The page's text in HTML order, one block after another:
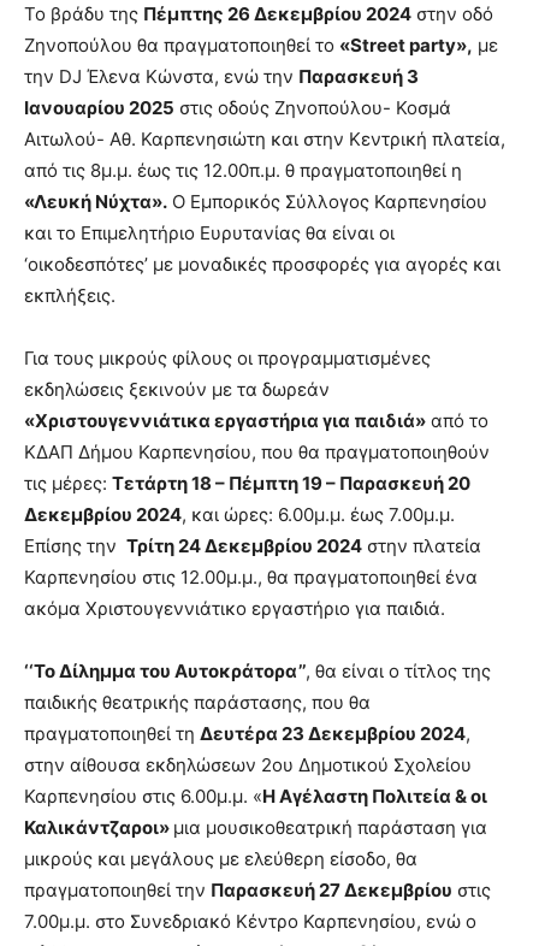
Το βράδυ της Πέμπτης 26 Δεκεμβρίου 2024 στην οδό
Ζηνοπούλου θα πραγματοποιηθεί το «Street party», με
την DJ Έλενα Κώνστα, ενώ την Παρασκευή 3
Ιανουαρίου 2025 στις οδούς Ζηνοπούλου- Κοσμά
Αιτωλού- Αθ. Καρπενησιώτη και στην Κεντρική πλατεία,
από τις 8μ.μ. έως τις 12.00π.μ. θ πραγματοποιηθεί η
«Λευκή Νύχτα». Ο Εμπορικός Σύλλογος Καρπενησίου
και το Επιμελητήριο Ευρυτανίας θα είναι οι
‘οικοδεσπότες’ με μοναδικές προσφορές για αγορές και
εκπλήξεις.
Για τους μικρούς φίλους οι προγραμματισμένες
εκδηλώσεις ξεκινούν με τα δωρεάν
«Χριστουγεννιάτικα εργαστήρια για παιδιά» από το
ΚΔΑΠ Δήμου Καρπενησίου, που θα πραγματοποιηθούν
τις μέρες: Τετάρτη 18 – Πέμπτη 19 – Παρασκευή 20
Δεκεμβρίου 2024, και ώρες: 6.00μ.μ. έως 7.00μ.μ.
Επίσης την Τρίτη 24 Δεκεμβρίου 2024 στην πλατεία
Καρπενησίου στις 12.00μ.μ., θα πραγματοποιηθεί ένα
ακόμα Χριστουγεννιάτικο εργαστήριο για παιδιά.
‘‘Το Δίλημμα του Αυτοκράτορα’’, θα είναι ο τίτλος της
παιδικής θεατρικής παράστασης, που θα
πραγματοποιηθεί τη Δευτέρα 23 Δεκεμβρίου 2024,
στην αίθουσα εκδηλώσεων 2ου Δημοτικού Σχολείου
Καρπενησίου στις 6.00μ.μ. «Η Αγέλαστη Πολιτεία & οι
Καλικάντζαροι» μια μουσικοθεατρική παράσταση για
μικρούς και μεγάλους με ελεύθερη είσοδο, θα
πραγματοποιηθεί την Παρασκευή 27 Δεκεμβρίου στις
7.00μ.μ. στο Συνεδριακό Κέντρο Καρπενησίου, ενώ ο